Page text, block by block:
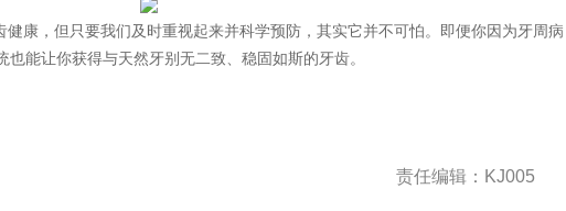
康，但只要我们及时重视起来并科学预防，其实它并不可怕。即便你因为牙周病
能让你获得与天然牙别无二致、稳固如斯的牙齿。
责任编辑：KJ005